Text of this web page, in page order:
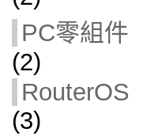
PC零組件
(2)
RouterOS
(3)